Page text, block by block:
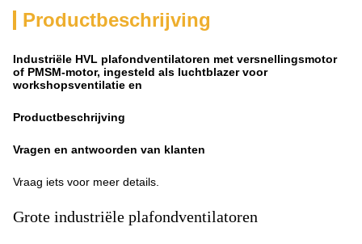
Productbeschrijving
Industriële HVL plafondventilatoren met versnellingsmotor
of PMSM-motor, ingesteld als luchtblazer voor
workshopsventilatie en
Productbeschrijving
Vragen en antwoorden van klanten
Vraag iets voor meer details.
Grote industriële plafondventilatoren